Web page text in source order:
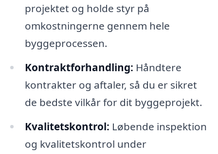
projektet og holde styr på
omkostningerne gennem hele
byggeprocessen.
Kontraktforhandling: Håndtere
kontrakter og aftaler, så du er sikret
de bedste vilkår for dit byggeprojekt.
Kvalitetskontrol: Løbende inspektion
og kvalitetskontrol under